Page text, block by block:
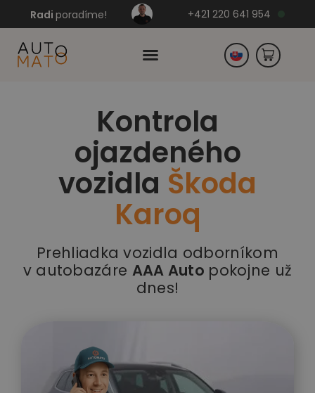
Radi poradíme! +421 220 641 954
Kontrola
ojazdeného
vozidla Škoda
Karoq
Prehliadka vozidla odborníkom
v autobazáre AAA Auto pokojne už
dnes!